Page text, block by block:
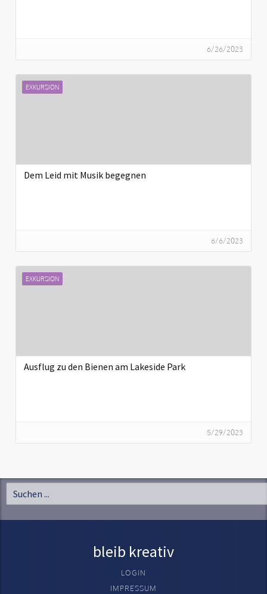
6/26/2023
EXKURSION
Dem Leid mit Musik begegnen
6/6/2023
EXKURSION
Ausflug zu den Bienen am Lakeside Park
5/29/2023
bleib kreativ
LOGIN
IMPRESSUM